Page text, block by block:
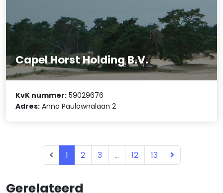
Gerelateerd
Capel Horst Holding B.V.
KvK nummer: 59029676
Adres: Anna Paulownalaan 2
1 2 3 ... 12 13